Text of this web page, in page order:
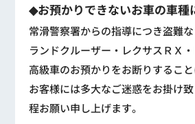
◆お預かりできないお車の車種
常滑警察署からの指導につき盗難な
ランドクルーザー・レクサスＲＸ
高級車のお預かりをお断りすること
お客様には多大なご迷惑をお掛け
程お願い申し上げます。